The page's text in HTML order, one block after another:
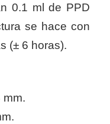
0.1 ml de PPD
se hace con
(± 6 horas).
mm.